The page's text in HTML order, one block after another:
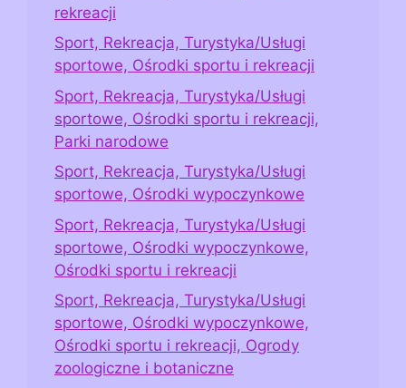
rekreacji
Sport, Rekreacja, Turystyka/Usługi
sportowe, Ośrodki sportu i rekreacji
Sport, Rekreacja, Turystyka/Usługi
sportowe, Ośrodki sportu i rekreacji,
Parki narodowe
Sport, Rekreacja, Turystyka/Usługi
sportowe, Ośrodki wypoczynkowe
Sport, Rekreacja, Turystyka/Usługi
sportowe, Ośrodki wypoczynkowe,
Ośrodki sportu i rekreacji
Sport, Rekreacja, Turystyka/Usługi
sportowe, Ośrodki wypoczynkowe,
Ośrodki sportu i rekreacji, Ogrody
zoologiczne i botaniczne